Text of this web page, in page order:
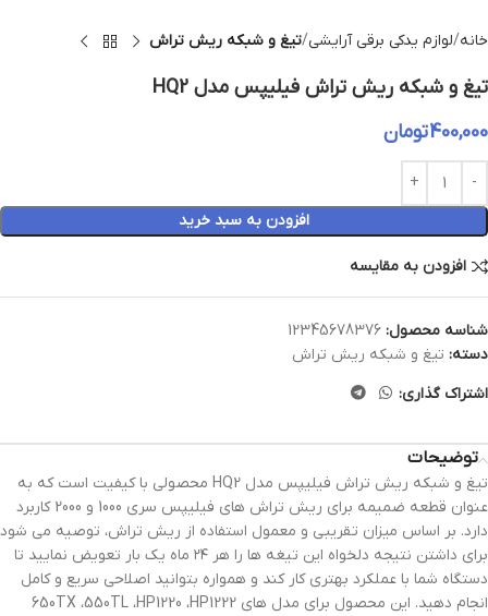
خانه لوازم یدکی برقی آرایشی تیغ و شبکه ریش تراش
تیغ و شبکه ریش تراش فیلیپس مدل HQ2
400,000تومان
افزودن به سبد خرید
افزودن به مقایسه
شناسه محصول: 12345678376
دسته: تیغ و شبکه ریش تراش
اشتراک گذاری:
توضیحات
تیغ و شبکه ریش تراش فیلیپس مدل HQ2 محصولی با کیفیت است که به
عنوان قطعه ضمیمه برای ریش تراش های فیلیپس سری 1000 و 2000 کاربرد
دارد. بر اساس میزان تقریبی و معمول استفاده از ریش تراش، توصیه می شود
برای داشتن نتیجه دلخواه این تیغه ها را هر ۲۴ ماه یک بار تعویض نمایید تا
دستگاه شما با عملکرد بهتری کار کند و همواره بتوانید اصلاحی سریع و کامل
انجام دهید. این محصول برای مدل های 650TX ،550TL ،HP1220 ،HP1222